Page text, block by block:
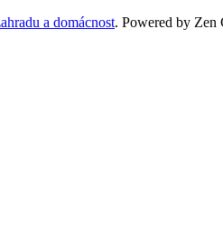
a domácnost. Powered by Zen